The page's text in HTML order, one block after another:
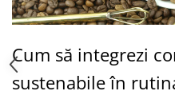
Cum să integrezi
sustenabile în